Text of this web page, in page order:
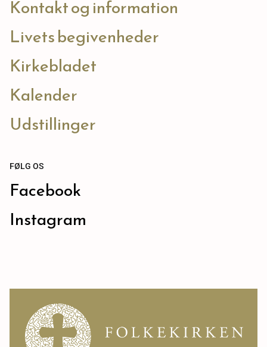
Kontakt og information
Livets begivenheder
Kirkebladet
Kalender
Udstillinger
FØLG OS
Facebook
Instagram